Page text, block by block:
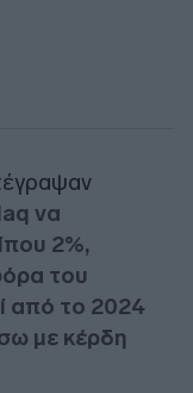
να
2%,
του
από το 2024
με κέρδη